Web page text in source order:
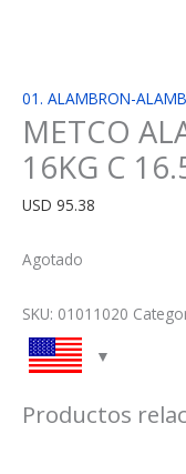
01. ALAMBRON-
METCO
16KG C
USD 95.38
Agotado
SKU: 01011020
Productos